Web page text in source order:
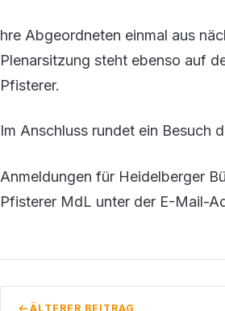
hre Abgeordneten einmal aus
Plenarsitzung steht ebenso auf
Pfisterer.
Im Anschluss rundet ein Besuch
Anmeldungen für Heidelberger
Pfisterer MdL unter der E-Mail-
ÄLTERER BEITRAG